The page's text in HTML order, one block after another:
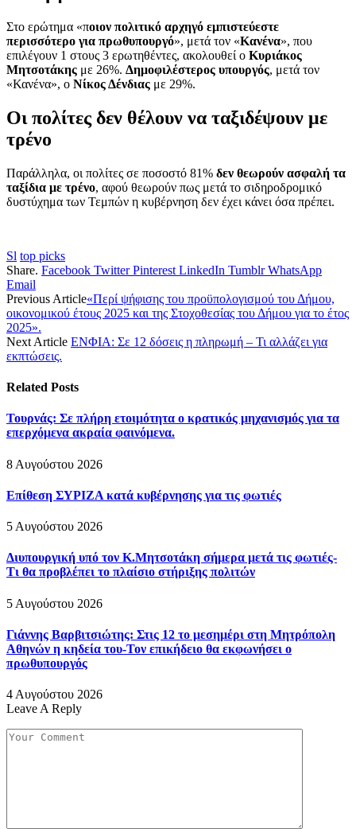
Στο ερώτημα «ποιον πολιτικό αρχηγό εμπιστεύεστε
περισσότερο για πρωθυπουργό», μετά τον «Κανένα», που
επιλέγουν 1 στους 3 ερωτηθέντες, ακολουθεί ο Κυριάκος
Μητσοτάκης με 26%. Δημοφιλέστερος υπουργός, μετά τον
«Κανένα», ο Νίκος Δένδιας με 29%.
Οι πολίτες δεν θέλουν να ταξιδέψουν με
τρένο
Παράλληλα, οι πολίτες σε ποσοστό 81% δεν θεωρούν ασφαλή τα
ταξίδια με τρένο, αφού θεωρούν πως μετά το σιδηροδρομικό
δυστύχημα των Τεμπών η κυβέρνηση δεν έχει κάνει όσα πρέπει.
Sl top picks
Share. Facebook Twitter Pinterest LinkedIn Tumblr WhatsApp
Email
Previous Article«Περί ψήφισης του προϋπολογισμού του Δήμου,
οικονομικού έτους 2025 και της Στοχοθεσίας του Δήμου για το έτος
2025».
Next Article ΕΝΦΙΑ: Σε 12 δόσεις η πληρωμή – Τι αλλάζει για
εκπτώσεις.
Related Posts
Τουρνάς: Σε πλήρη ετοιμότητα ο κρατικός μηχανισμός για τα
επερχόμενα ακραία φαινόμενα.
8 Αυγούστου 2026
Επίθεση ΣΥΡΙΖΑ κατά κυβέρνησης για τις φωτιές
5 Αυγούστου 2026
Διυπουργική υπό τον Κ.Μητσοτάκη σήμερα μετά τις φωτιές-
Τι θα προβλέπει το πλαίσιο στήριξης πολιτών
5 Αυγούστου 2026
Γιάννης Βαρβιτσιώτης: Στις 12 το μεσημέρι στη Μητρόπολη
Αθηνών η κηδεία του-Τον επικήδειο θα εκφωνήσει ο
πρωθυπουργός
4 Αυγούστου 2026
Leave A Reply